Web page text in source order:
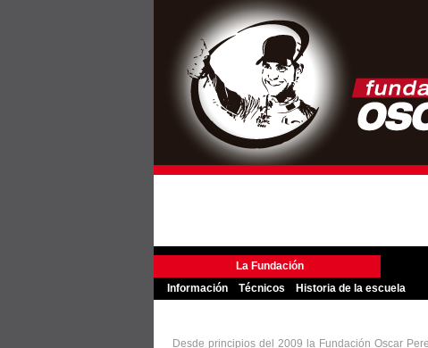
La Fundación
Información
Técnicos Historia de la escuela
Desde principios del 2009 la Fundación Oscar